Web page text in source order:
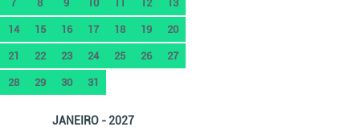
7 8 9 10 11 12 13
14 15 16 17 18 19 20
21 22 23 24 25 26 27
28 29 30 31
JANEIRO - 2027